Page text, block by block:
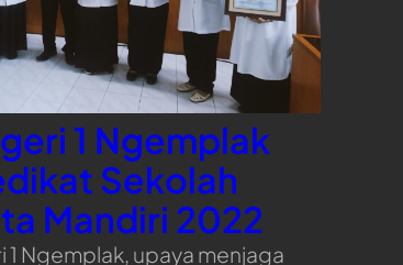
1 Ngemplak
Sekolah
Mandiri 2022
1 Ngemplak, upaya menjaga